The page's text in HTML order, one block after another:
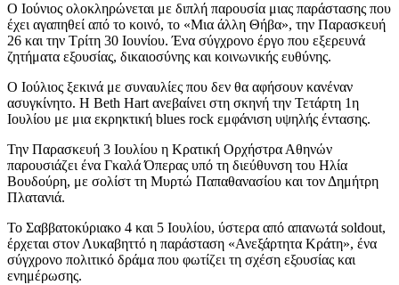
Ο Ιούνιος ολοκληρώνεται με διπλή παρουσία μιας παράστασης που
έχει αγαπηθεί από το κοινό, το «Μια άλλη Θήβα», την Παρασκευή
26 και την Τρίτη 30 Ιουνίου. Ένα σύγχρονο έργο που εξερευνά
ζητήματα εξουσίας, δικαιοσύνης και κοινωνικής ευθύνης.
Ο Ιούλιος ξεκινά με συναυλίες που δεν θα αφήσουν κανέναν
ασυγκίνητο. Η Beth Hart ανεβαίνει στη σκηνή την Τετάρτη 1η
Ιουλίου με μια εκρηκτική blues rock εμφάνιση υψηλής έντασης.
Την Παρασκευή 3 Ιουλίου η Κρατική Ορχήστρα Αθηνών
παρουσιάζει ένα Γκαλά Όπερας υπό τη διεύθυνση του Ηλία
Βουδούρη, με σολίστ τη Μυρτώ Παπαθανασίου και τον Δημήτρη
Πλατανιά.
Το Σαββατοκύριακο 4 και 5 Ιουλίου, ύστερα από απανωτά soldout,
έρχεται στον Λυκαβηττό η παράσταση «Ανεξάρτητα Κράτη», ένα
σύγχρονο πολιτικό δράμα που φωτίζει τη σχέση εξουσίας και
ενημέρωσης.